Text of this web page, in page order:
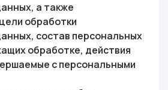
а также
обработки
состав персональных
обработке, действия
с персональными